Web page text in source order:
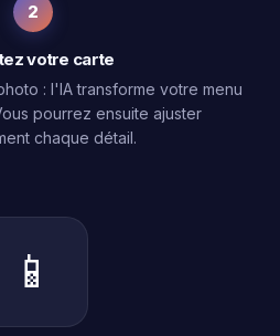
2
votre carte
: l'IA transforme votre menu
pourrez ensuite ajuster
chaque détail.
📱